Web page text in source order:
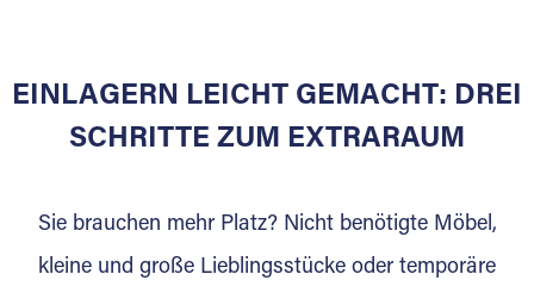
Sie bieten Kunden Lagerraum zur Miete, der
für die Einlagerung von Umzugsgut gebaut
Lagerkunden und Vermietungen.
Ihre Vorteile als Extraraum Partner:
EINLAGERN LEICHT GEMACHT: DREI
SCHRITTE ZUM EXTRARAUM
Sie brauchen mehr Platz? Nicht benötigte Möbel,
kleine und große Lieblingsstücke oder temporäre